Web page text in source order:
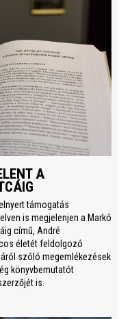
A
támogatás
is megjelenjen a Markó
című, André
életét feldolgozó
szóló megemlékezések
könyvbemutatót
is.